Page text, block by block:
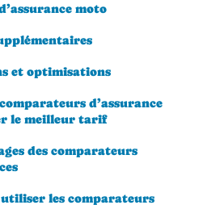
moto
et optimisations
d’assurance
le meilleur tarif
des comparateurs
les comparateurs